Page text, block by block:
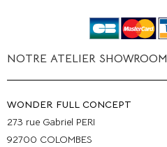
NOTRE ATELIER SHOWROOM
WONDER FULL CONCEPT
273 rue Gabriel PERI
92700 COLOMBES